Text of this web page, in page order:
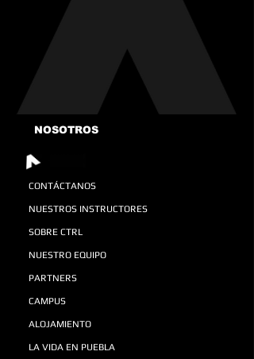
NOSOTROS
CONTÁCTANOS
NUESTROS INSTRUCTORES
SOBRE CTRL
NUESTRO EQUIPO
PARTNERS
CAMPUS
ALOJAMIENTO
LA VIDA EN PUEBLA